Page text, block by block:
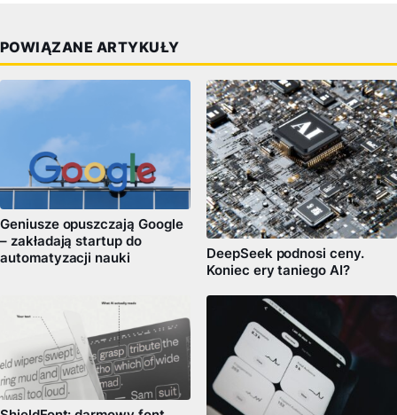
POWIĄZANE ARTYKUŁY
Geniusze opuszczają Google
– zakładają startup do
automatyzacji nauki
DeepSeek podnosi ceny.
Koniec ery taniego AI?